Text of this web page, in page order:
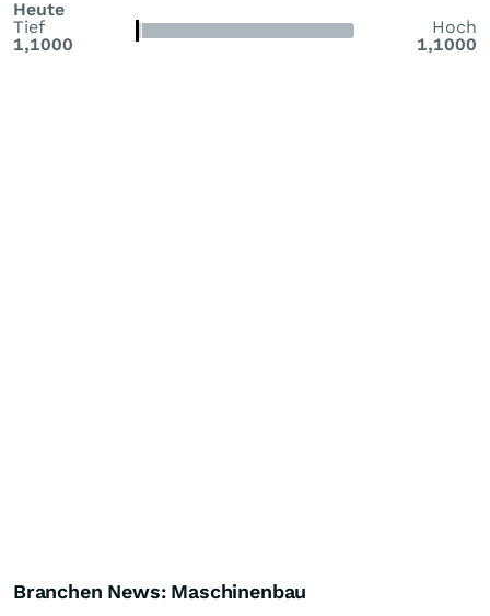
Heute
Tief
1,1000
Hoch
1,1000
Branchen News: Maschinenbau